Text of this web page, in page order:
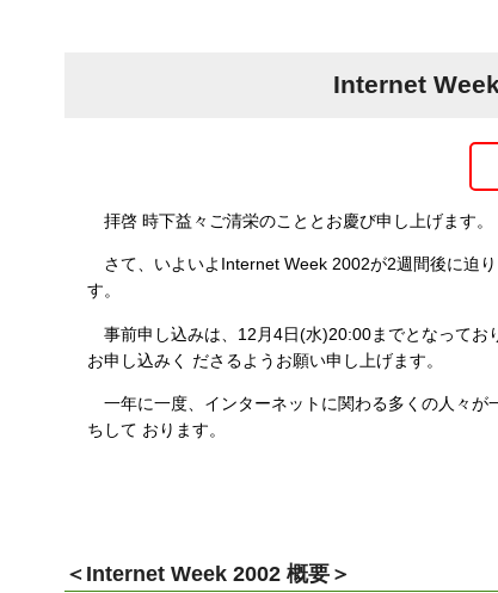
Internet
拝啓 時下益々ご清栄のこととお慶び申し上げます。
さて、いよいよInternet Week 2002が2週間後に迫
す。
事前申し込みは、12月4日(水)20:00までとなってお
お申し込みく ださるようお願い申し上げます。
一年に一度、インターネットに関わる多くの人々が
ちして おります。
＜Internet Week 2002 概要＞